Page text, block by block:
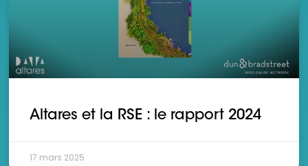
Altares et la RSE : le rapport 2024
17 mars 2025